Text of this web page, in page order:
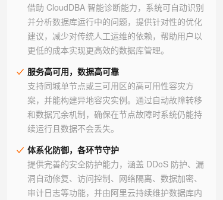
借助 CloudDBA 智能诊断能力，系统可自动识别
并分析数据库运行中的问题，提供针对性的优化
建议，减少对传统人工运维的依赖，帮助用户以
更低的成本实现更高效的数据库管理。
服务高可用，数据高可靠
支持同城单节点或三可用区的高可用性容灾方
案，并能构建异地容灾实例。通过自动故障转移
和数据冗余机制，确保在节点故障时系统仍能持
续运行且数据不会丢失。
体系化防御，各环节守护
提供完善的安全防护能力，涵盖 DDoS 防护、漏
洞自动修复、访问控制、网络隔离、数据加密、
审计日志等功能，并由阿里云持续维护数据库内